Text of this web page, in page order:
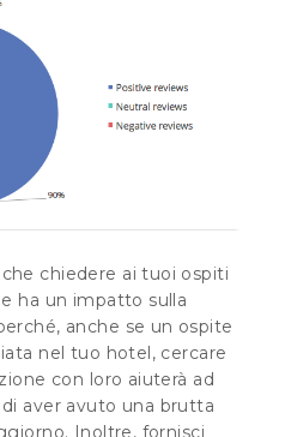
chiedere ai tuoi ospiti
ha un impatto sulla
anche se un ospite
nel tuo hotel, cercare
con loro aiuterà ad
aver avuto una brutta
Inoltre, fornisci